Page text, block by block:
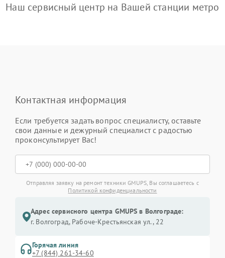
Наш сервисный центр на Вашей станции метро
Контактная информация
Если требуется задать вопрос специалисту, оставьте
свои данные и дежурный специалист с радостью
проконсультирует Вас!
Отправляя заявку на ремонт техники GMUPS, Вы соглашаетесь с
Политикой конфиденциальности
Адрес сервисного центра GMUPS в Волгограде:
г. Волгоград, Рабоче-Крестьянская ул., 22
Горячая линия
+7 (844) 261-34-60